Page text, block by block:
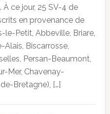
À ce jour, 25 SV-4 de
en provenance de
le-Petit, Abbeville, Briare,
Alais, Biscarrosse,
Persan-Beaumont,
Mer, Chavenay-
Bretagne), […]